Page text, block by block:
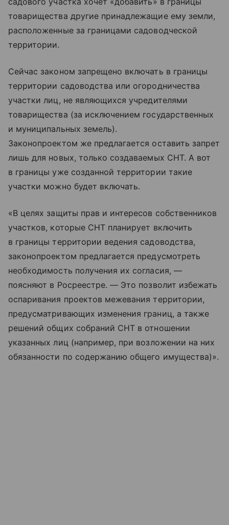
товарищества другие принадлежащие ему земли,
расположенные за границами садоводческой
территории.
Сейчас законом запрещено включать в границы
территории садоводства или огородничества
участки лиц, не являющихся учредителями
товарищества (за исключением государственных
и муниципальных земель).
Законопроектом же предлагается оставить запрет
лишь для новых, только создаваемых СНТ. А вот
в границы уже созданной территории такие
участки можно будет включать.
«В целях защиты прав и интересов собственников
участков, которые СНТ планирует включить
в границы территории ведения садоводства,
законопроектом предлагается предусмотреть
необходимость получения их согласия, —
поясняют в Росреестре. — Это позволит избежать
оспаривания проектов межевания территории,
предусматривающих изменения границ, а также
решений общих собраний СНТ в отношении
указанных лиц (например, при возложении на них
обязанности по содержанию общего имущества)».